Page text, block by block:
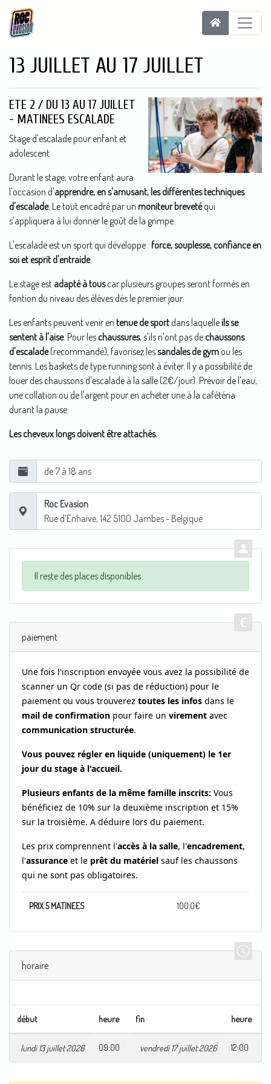
13 JUILLET AU 17 JUILLET
ETE 2 / DU 13 AU 17 JUILLET
- MATINEES ESCALADE
Stage d'escalade pour enfant et
adolescent
Durant le stage, votre enfant aura
l'occasion d'apprendre, en s'amusant, les différentes techniques
d'escalade. Le tout encadré par un moniteur brevetéqui
s'appliquera à lui donner le goût de la grimpe.
L'escalade est un sport qui développe : force, souplesse, confiance en
soi et esprit d'entraide.
Le stage est adapté à touscar plusieurs groupes seront formés en
fontion du niveau des élèves dès le premier jour.
Les enfants peuvent venir en tenue de sportdans laquelleils se
sentent à l'aise. Pour leschaussures, s'ils n'ont pas dechaussons
d'escalade(recommandé), favorisez lessandales de gymou les
tennis. Les baskets de type running sont à éviter. Il y a possibilité de
louer des chaussons d'escalade à la salle (2€/jour). Prévoir de l'eau,
une collation ou de l'argent pour en acheter une à la cafétéria
durant la pause.
Les cheveux longs doivent être attachés.
de 7 à 18 ans
Roc Evasion
Rue d’Enhaive, 142 5100 Jambes- Belgique
Il reste des places disponibles
paiement
Une fois l'inscription envoyée vous avez la possibilité de
scanner un Qr code (si pas de réduction) pour le
paiement ou vous trouverez toutes les infos dans le
mail de confirmation pour faire un virement avec
communication structurée.
Vous pouvez régler en liquide (uniquement) le 1er
jour du stage à l'accueil.
Plusieurs enfants de la même famille inscrits: Vous
bénéficiez de 10% sur la deuxième inscription et 15%
sur la troisième. A déduire lors du paiement.
Les prix comprennent l'accès à la salle, l'encadrement,
l'assurance et le prêt du matériel sauf les chaussons
qui ne sont pas obligatoires.
PRIX 5 MATINEES 100.0€
horaire
début heure fin heure
lundi 13 juillet 2026 09:00 vendredi 17 juillet 2026 12:00